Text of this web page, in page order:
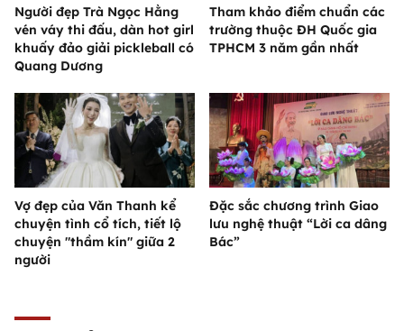
Người đẹp Trà Ngọc Hằng
vén váy thi đấu, dàn hot girl
khuấy đảo giải pickleball có
Quang Dương
Tham khảo điểm chuẩn các
trường thuộc ĐH Quốc gia
TPHCM 3 năm gần nhất
Vợ đẹp của Văn Thanh kể
chuyện tình cổ tích, tiết lộ
chuyện "thầm kín" giữa 2
người
Đặc sắc chương trình Giao
lưu nghệ thuật “Lời ca dâng
Bác”